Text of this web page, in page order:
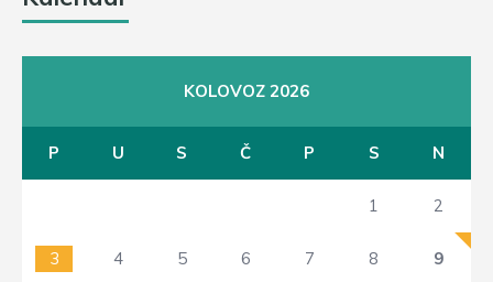
KOLOVOZ 2026
P U S Č P S N
1 2
3 4 5 6 7 8 9